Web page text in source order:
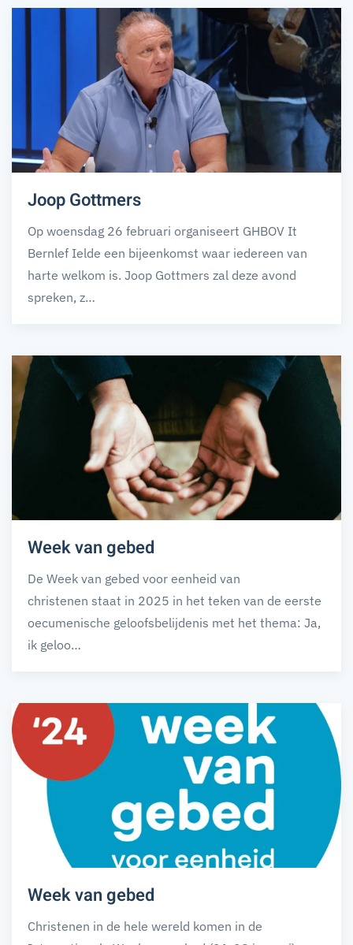
Joop Gottmers
Op woensdag 26 februari organiseert GHBOV It
Bernlef Ielde een bijeenkomst waar iedereen van
harte welkom is. Joop Gottmers zal deze avond
spreken, z…
Week van gebed
De Week van gebed voor eenheid van
christenen staat in 2025 in het teken van de eerste
oecumenische geloofsbelijdenis met het thema: Ja,
ik geloo…
Week van gebed
Christenen in de hele wereld komen in de